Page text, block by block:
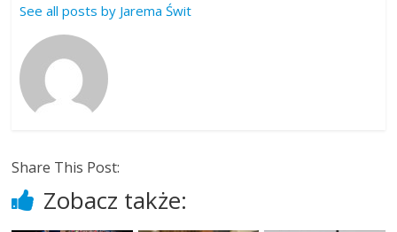
See all posts by Jarema Świt
Share This Post:
Zobacz także: